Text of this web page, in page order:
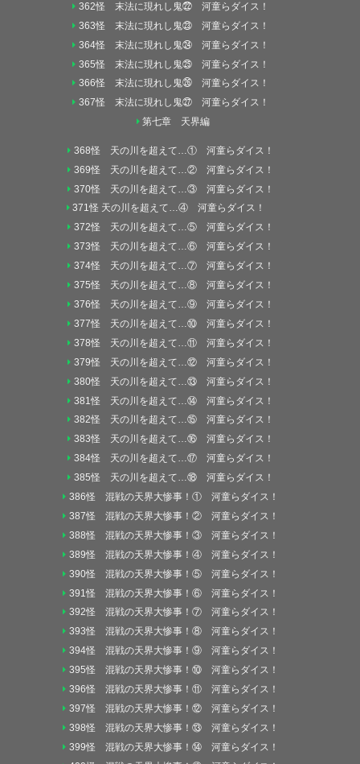
362怪 末法に現れし鬼㉒ 河童らダイス！
363怪 末法に現れし鬼㉓ 河童らダイス！
364怪 末法に現れし鬼㉔ 河童らダイス！
365怪 末法に現れし鬼㉕ 河童らダイス！
366怪 末法に現れし鬼㉖ 河童らダイス！
367怪 末法に現れし鬼㉗ 河童らダイス！
第七章 天界編
368怪 天の川を超えて…① 河童らダイス！
369怪 天の川を超えて…② 河童らダイス！
370怪 天の川を超えて…③ 河童らダイス！
371怪 天の川を超えて…④ 河童らダイス！
372怪 天の川を超えて…⑤ 河童らダイス！
373怪 天の川を超えて…⑥ 河童らダイス！
374怪 天の川を超えて…⑦ 河童らダイス！
375怪 天の川を超えて…⑧ 河童らダイス！
376怪 天の川を超えて…⑨ 河童らダイス！
377怪 天の川を超えて…⑩ 河童らダイス！
378怪 天の川を超えて…⑪ 河童らダイス！
379怪 天の川を超えて…⑫ 河童らダイス！
380怪 天の川を超えて…⑬ 河童らダイス！
381怪 天の川を超えて…⑭ 河童らダイス！
382怪 天の川を超えて…⑮ 河童らダイス！
383怪 天の川を超えて…⑯ 河童らダイス！
384怪 天の川を超えて…⑰ 河童らダイス！
385怪 天の川を超えて…⑱ 河童らダイス！
386怪 混戦の天界大惨事！① 河童らダイス！
387怪 混戦の天界大惨事！② 河童らダイス！
388怪 混戦の天界大惨事！③ 河童らダイス！
389怪 混戦の天界大惨事！④ 河童らダイス！
390怪 混戦の天界大惨事！⑤ 河童らダイス！
391怪 混戦の天界大惨事！⑥ 河童らダイス！
392怪 混戦の天界大惨事！⑦ 河童らダイス！
393怪 混戦の天界大惨事！⑧ 河童らダイス！
394怪 混戦の天界大惨事！⑨ 河童らダイス！
395怪 混戦の天界大惨事！⑩ 河童らダイス！
396怪 混戦の天界大惨事！⑪ 河童らダイス！
397怪 混戦の天界大惨事！⑫ 河童らダイス！
398怪 混戦の天界大惨事！⑬ 河童らダイス！
399怪 混戦の天界大惨事！⑭ 河童らダイス！